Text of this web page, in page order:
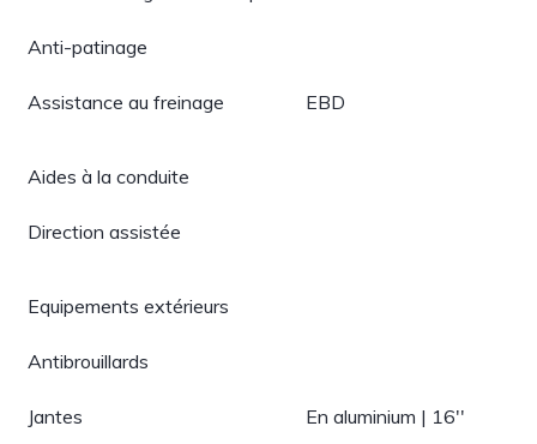
Anti-patinage
Assistance au freinage EBD
Aides à la conduite
Direction assistée
Equipements extérieurs
Antibrouillards
Jantes En aluminium | 16''